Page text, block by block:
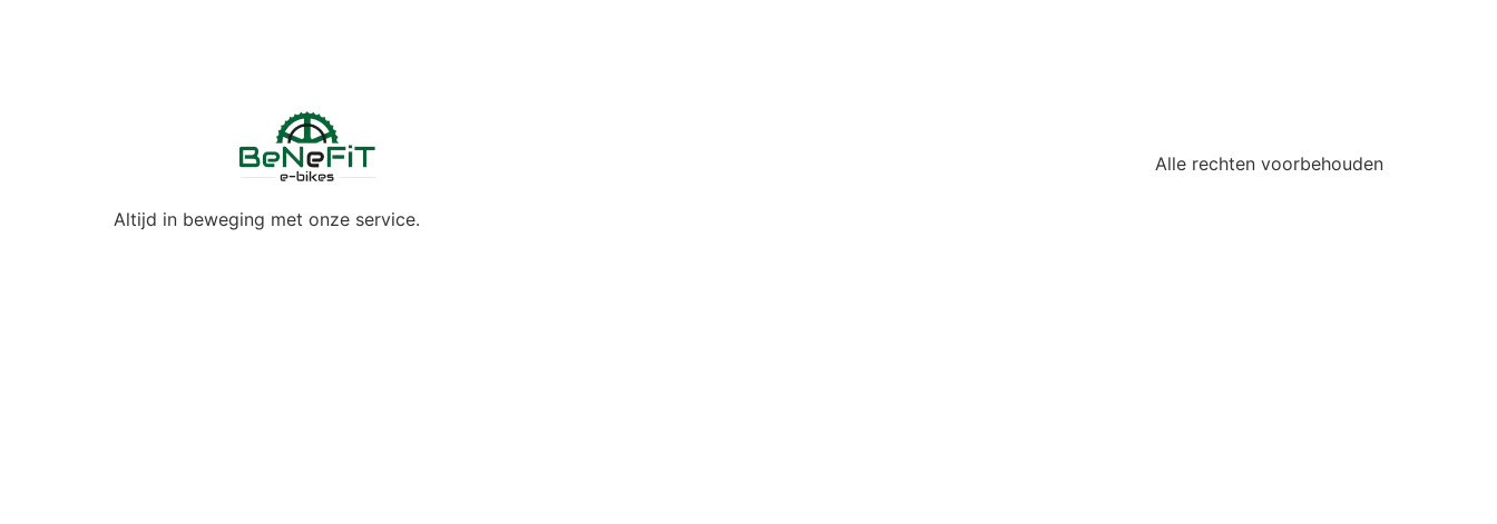
Altijd in beweging met onze service.
Alle rechten voorbehouden